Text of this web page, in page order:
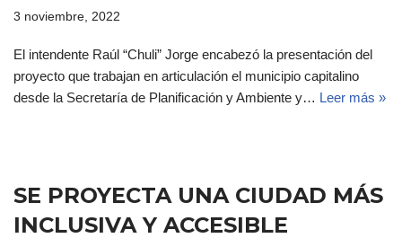
3 noviembre, 2022
El intendente Raúl “Chuli” Jorge encabezó la presentación del
proyecto que trabajan en articulación el municipio capitalino
desde la Secretaría de Planificación y Ambiente y… Leer más »
SE PROYECTA UNA CIUDAD MÁS
INCLUSIVA Y ACCESIBLE